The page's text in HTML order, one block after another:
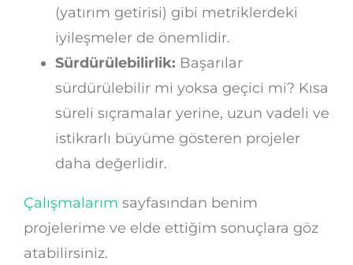
(yatırım getirisi) gibi metriklerdeki
iyileşmeler de önemlidir.
Sürdürülebilirlik: Başarılar
sürdürülebilir mi yoksa geçici mi? Kısa
süreli sıçramalar yerine, uzun vadeli ve
istikrarlı büyüme gösteren projeler
daha değerlidir.
Çalışmalarım sayfasından benim
projelerime ve elde ettiğim sonuçlara göz
atabilirsiniz.